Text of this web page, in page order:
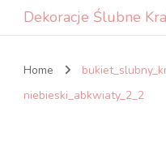
Dekoracje Ślubne
Home
niebieski_abkwiaty_2_2